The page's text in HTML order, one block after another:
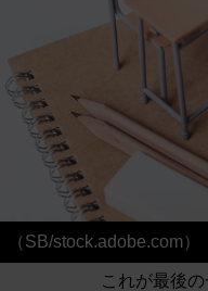
（SB/stock.adobe.com）
これが最後の